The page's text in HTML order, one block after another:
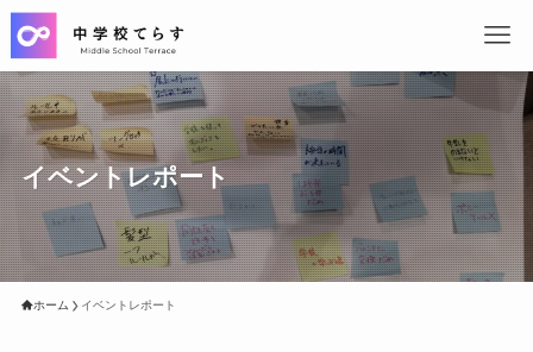
イベントレポート
ホーム イベントレポート